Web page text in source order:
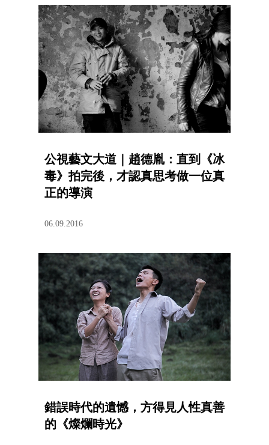
公視藝文大道｜趙德胤：直到《冰
毒》拍完後，才認真思考做一位真
正的導演
06.09.2016
錯誤時代的遺憾，方得見人性真善
的《燦爛時光》